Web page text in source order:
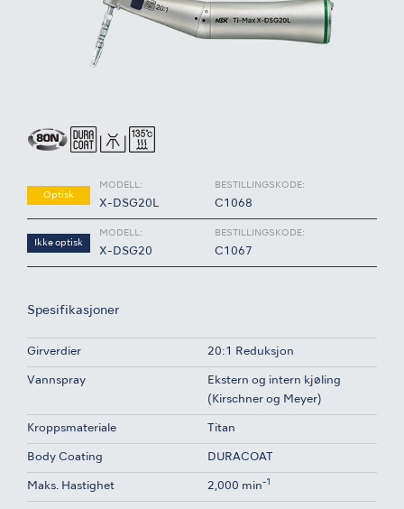
Optisk
MODELL:
X-DSG20L
BESTILLINGSKODE:
C1068
Ikke optisk
MODELL:
X-DSG20
BESTILLINGSKODE:
C1067
Spesifikasjoner
Girverdier 20:1 Reduksjon
Vannspray
Ekstern og intern kjøling
(Kirschner og Meyer)
Kroppsmateriale Titan
Body Coating DURACOAT
Maks. Hastighet 2,000 min-1